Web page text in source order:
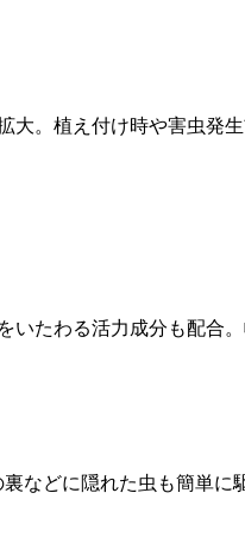
大。植え付け時や害虫発
いたわる活力成分も配合
などに隠れた虫も簡単に